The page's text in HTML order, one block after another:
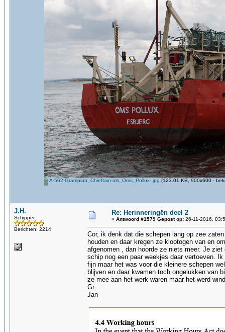
A-562-Grampian_Chieftain-als_Oms_Pollux-.jpg (123.01 KB, 900x600 -
J.H.
Schipper
Berichten: 2214
Re: Herinneringën deel 2
« Antwoord #1579 Gepost op: 26-11-2016,
Cor, ik denk dat die schepen lang op zee
houden en daar kregen ze klootogen van en
afgenomen , dan hoorde ze niets meer. Je
schip nog een paar weekjes daar vertoeven.
fijn maar het was voor die kleinere schepen
blijven en daar kwamen toch ongelukken van
ze mee aan het werk waren maar het werd
Gr.
Jan